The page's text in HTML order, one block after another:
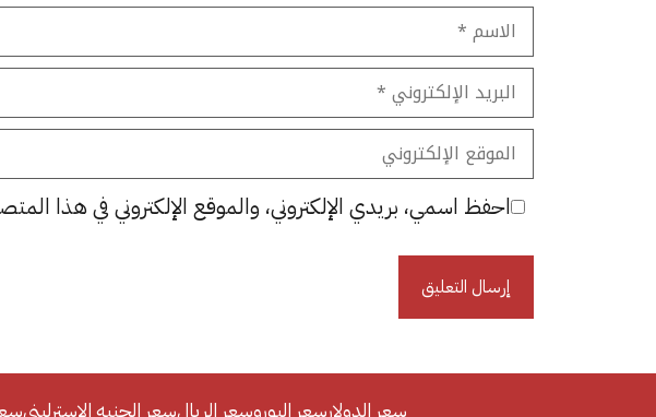
الاسم
البريد
الإلكتروني
الموقع
الإلكتروني
احفظ اسمي، بريدي الإلكتروني، والموقع الإلكتروني في هذا
سعر الدولارسعر اليوروسعر الريالسعر الجنيه الإسترليني